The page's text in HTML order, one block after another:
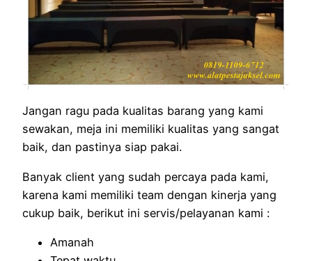
Jangan ragu pada kualitas barang yang kami
sewakan, meja ini memiliki kualitas yang sangat
baik, dan pastinya siap pakai.
Banyak client yang sudah percaya pada kami,
karena kami memiliki team dengan kinerja yang
cukup baik, berikut ini servis/pelayanan kami :
Amanah